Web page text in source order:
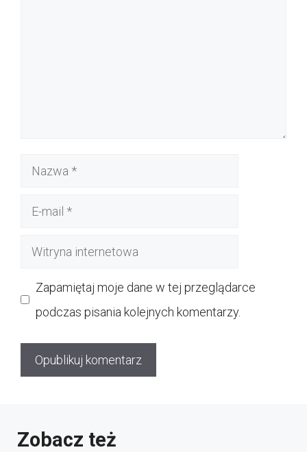
Nazwa
Witryna
Zapamiętaj moje dane w tej przeglądarce
podczas pisania kolejnych komentarzy.
Zobacz też